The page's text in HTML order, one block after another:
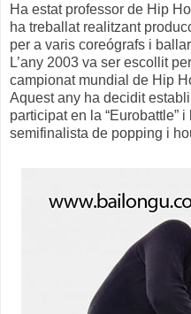
Ha estat professor de Hip
ha treballat realitzant
per a varis coreógrafs i
L’any 2003 va ser escollit
campionat mundial de Hip
Aquest any ha decidit
participat en la “Eurobattle”
semifinalista de popping i